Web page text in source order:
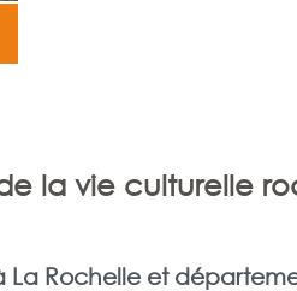
la vie culturelle
La Rochelle et